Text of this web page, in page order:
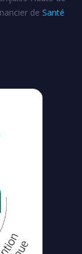
de Santé